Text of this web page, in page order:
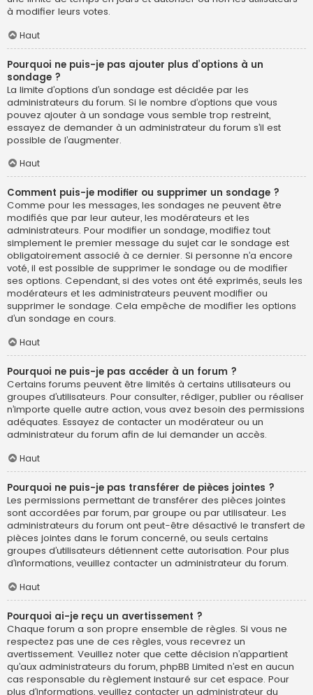
à modifier leurs votes.
Haut
Pourquoi ne puis-je pas ajouter plus d’options à un
sondage ?
La limite d’options d’un sondage est décidée par les
administrateurs du forum. Si le nombre d’options que vous
pouvez ajouter à un sondage vous semble trop restreint,
essayez de demander à un administrateur du forum s’il est
possible de l’augmenter.
Haut
Comment puis-je modifier ou supprimer un sondage ?
Comme pour les messages, les sondages ne peuvent être
modifiés que par leur auteur, les modérateurs et les
administrateurs. Pour modifier un sondage, modifiez tout
simplement le premier message du sujet car le sondage est
obligatoirement associé à ce dernier. Si personne n’a encore
voté, il est possible de supprimer le sondage ou de modifier
ses options. Cependant, si des votes ont été exprimés, seuls les
modérateurs et les administrateurs peuvent modifier ou
supprimer le sondage. Cela empêche de modifier les options
d’un sondage en cours.
Haut
Pourquoi ne puis-je pas accéder à un forum ?
Certains forums peuvent être limités à certains utilisateurs ou
groupes d’utilisateurs. Pour consulter, rédiger, publier ou réaliser
n’importe quelle autre action, vous avez besoin des permissions
adéquates. Essayez de contacter un modérateur ou un
administrateur du forum afin de lui demander un accès.
Haut
Pourquoi ne puis-je pas transférer de pièces jointes ?
Les permissions permettant de transférer des pièces jointes
sont accordées par forum, par groupe ou par utilisateur. Les
administrateurs du forum ont peut-être désactivé le transfert de
pièces jointes dans le forum concerné, ou seuls certains
groupes d’utilisateurs détiennent cette autorisation. Pour plus
d’informations, veuillez contacter un administrateur du forum.
Haut
Pourquoi ai-je reçu un avertissement ?
Chaque forum a son propre ensemble de règles. Si vous ne
respectez pas une de ces règles, vous recevrez un
avertissement. Veuillez noter que cette décision n’appartient
qu’aux administrateurs du forum, phpBB Limited n’est en aucun
cas responsable du règlement instauré sur cet espace. Pour
plus d’informations, veuillez contacter un administrateur du